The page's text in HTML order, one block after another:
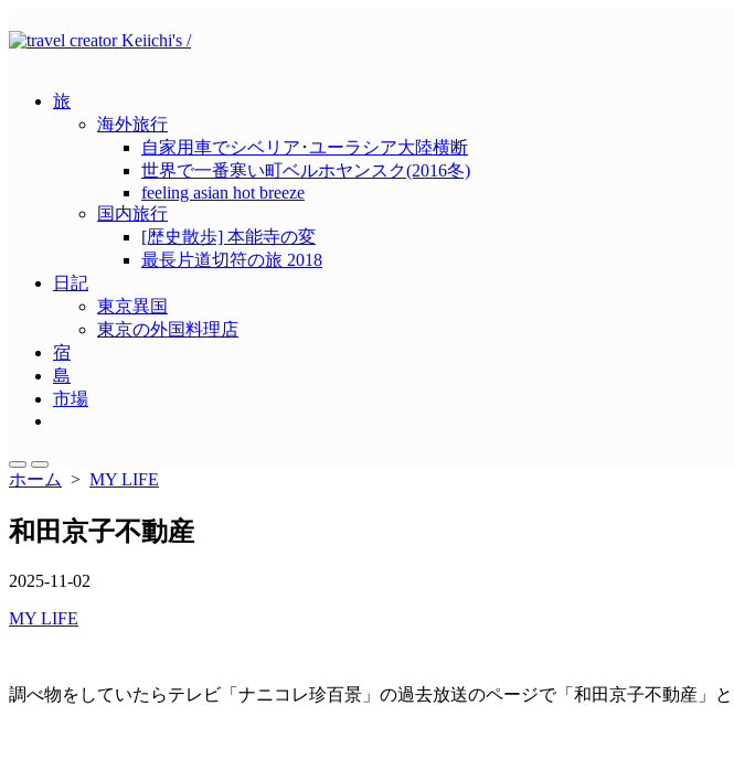
ン
旅
海外旅行
自家用車でシベリア･ユーラシア大陸横断
世界で一番寒い町ベルホヤンスク(2016冬)
feeling asian hot breeze
国内旅行
[歴史散歩] 本能寺の変
最長片道切符の旅 2018
日記
東京異国
東京の外国料理店
宿
島
市場
ー
閉
じ
検
索
り
え
メ
ニ
ー
ホーム > MY LIFE
和田京子不動産
公
日
2025-11-02
カ
リ
MY LIFE
調べ物をしていたらテレビ「ナニコレ珍百景」の過去放送のページで「和田京子不動産」と